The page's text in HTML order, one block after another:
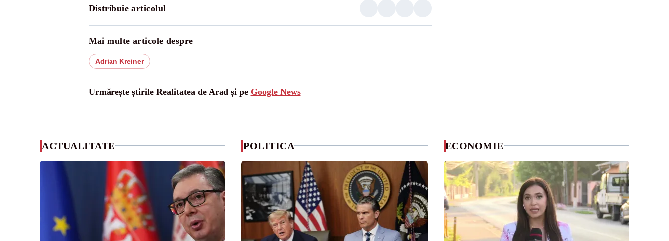
Distribuie articolul
Mai multe articole despre
Adrian Kreiner
Urmărește știrile Realitatea de Arad și pe Google News
ACTUALITATE POLITICA ECONOMIE